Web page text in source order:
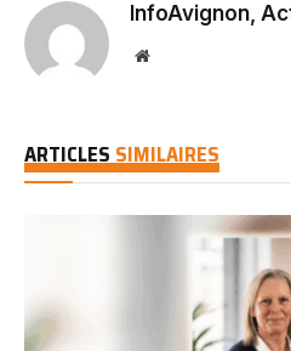
InfoAvignon,
Website
ARTICLES SIMILAIRES